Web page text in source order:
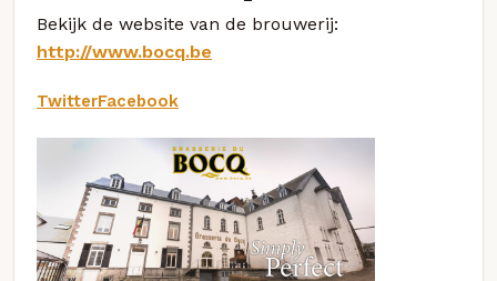
Bekijk de website van de brouwerij:
http://www.bocq.be
TwitterFacebook